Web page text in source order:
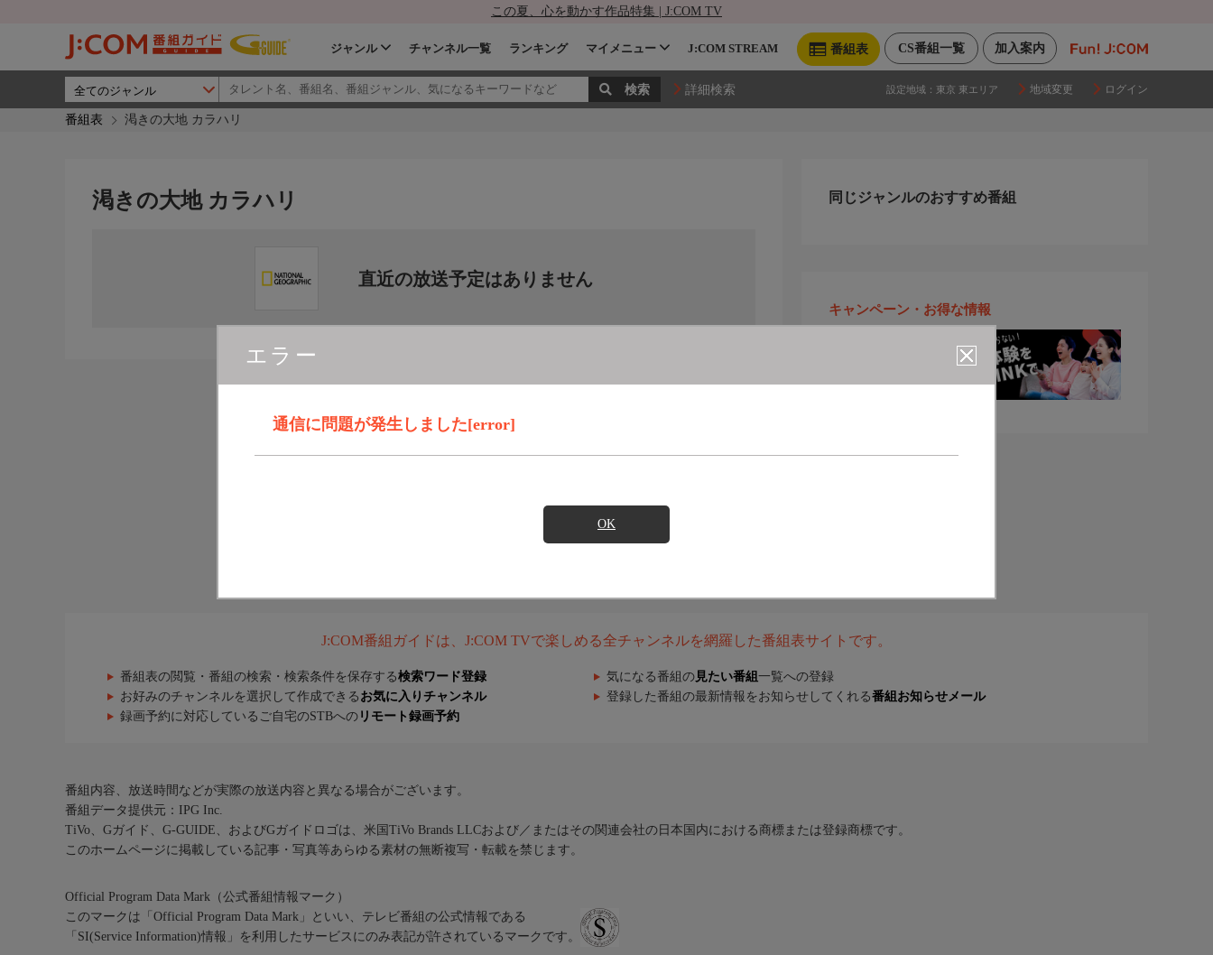
この夏、心を動かす作品特集 | J:COM TV
加入案内
CS番組一覧
番組表
ジャンル チャンネル一覧 ランキング マイメニュー J:COM STREAM
詳細検索 設定地域： 東京 東エリア 地域変更 ログイン
番組表 渇きの大地 カラハリ
エラー
通信に問題が発生しました[error]
OK
渇きの大地 カラハリ
直近の放送予定はありません
同じジャンルのおすすめ番組
キャンペーン・お得な情報
J:COM番組ガイドは、J:COM TVで楽しめる全チャンネルを網羅した番組表サイトです。
番組表の閲覧・番組の検索・検索条件を保存する検索ワード登録 気になる番組の 見たい番組 一覧への登録
お好みのチャンネルを選択して作成できる お気に入りチャンネル 登録した番組の最新情報をお知らせしてくれる番組お知らせメール
録画予約に対応しているご自宅のSTBへの リモート録画予約
番組内容、放送時間などが実際の放送内容と異なる場合がございます。
番組データ提供元：IPG Inc.
TiVo、Gガイド、G-GUIDE、およびGガイドロゴは、米国TiVo Brands LLCおよび／またはその関連会社の日本国内における商標または登録商標です。
このホームページに掲載している記事・写真等あらゆる素材の無断複写・転載を禁じます。
Official Program Data Mark（公式番組情報マーク）
このマークは「Official Program Data Mark」といい、テレビ番組の公式情報である
「SI(Service Information)情報」を利用したサービスにのみ表記が許されているマークです。